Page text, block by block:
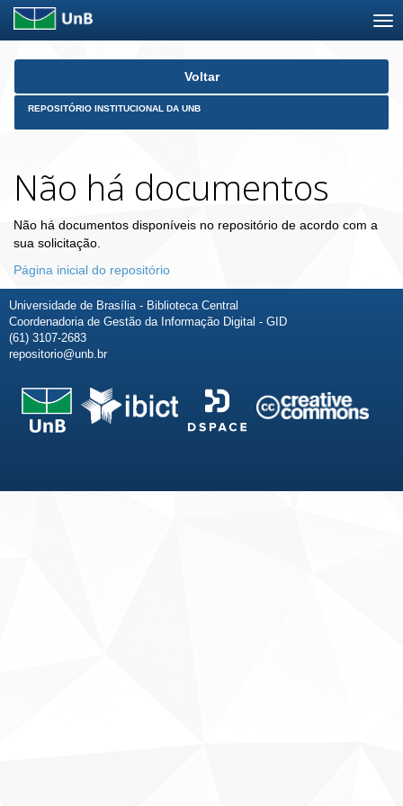
Skip
Voltar
REPOSITÓRIO INSTITUCIONAL DA UNB
Não há documentos
Não há documentos disponíveis no repositório de acordo com a
sua solicitação.
Página inicial do repositório
Universidade de Brasília - Biblioteca Central
Coordenadoria de Gestão da Informação Digital - GID
(61) 3107-2683
repositorio@unb.br